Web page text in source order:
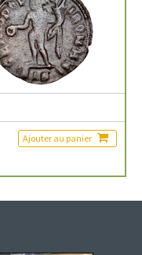
Ajouter au panier